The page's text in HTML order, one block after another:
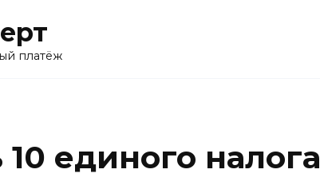
платёж
единого налога